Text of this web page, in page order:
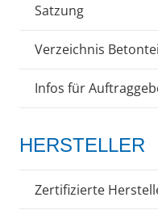
Satzung
Verzeichnis
Infos für
HERSTELLER
Zertifizierte